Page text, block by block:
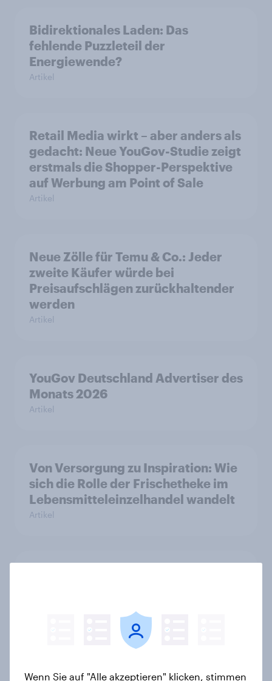
Bidirektionales Laden: Das
fehlende Puzzleteil der
Energiewende?
Artikel
Retail Media wirkt – aber anders als
gedacht: Neue YouGov-Studie zeigt
erstmals die Shopper-Perspektive
auf Werbung am Point of Sale
Artikel
Neue Zölle für Temu & Co.: Jeder
zweite Käufer würde bei
Preisaufschlägen zurückhaltender
werden
Artikel
YouGov Deutschland Advertiser des
Monats 2026
Artikel
Von Versorgung zu Inspiration: Wie
sich die Rolle der Frischetheke im
Lebensmitteleinzelhandel wandelt
Artikel
Auto auf öffentliche Verkehrsmittel
Wenn Sie auf "Alle akzeptieren" klicken, stimmen